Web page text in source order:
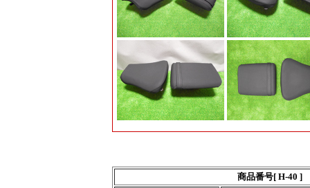
商品番号[ H-40